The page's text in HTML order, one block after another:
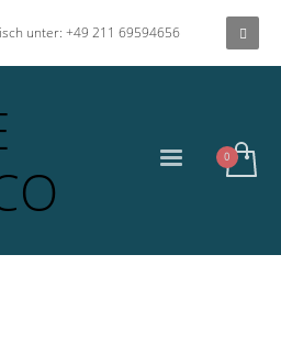
unter: +49 211 69594656